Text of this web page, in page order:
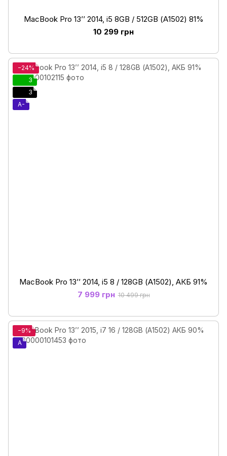
MacBook Pro 13’’ 2014, i5 8GB / 512GB (А1502) 81%
10 299 грн
−24%
3
3
A-
MacBook Pro 13’’ 2014, i5 8 / 128GB (А1502), АКБ 91%
7 999 грн 10 499 грн
−9%
A